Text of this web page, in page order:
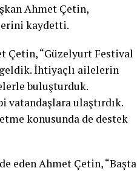
Ahmet Çetin,
kaydetti.
Çetin, “Güzelyurt Festival
İhtiyaçlı ailelerin
buluşturduk.
vatandaşlara ulaştırdık.
konusunda de destek
eden Ahmet Çetin, “Başta